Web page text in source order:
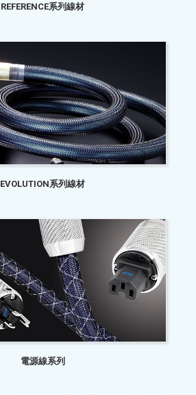
REFERENCE系列線材
EVOLUTION系列線材
電源線系列